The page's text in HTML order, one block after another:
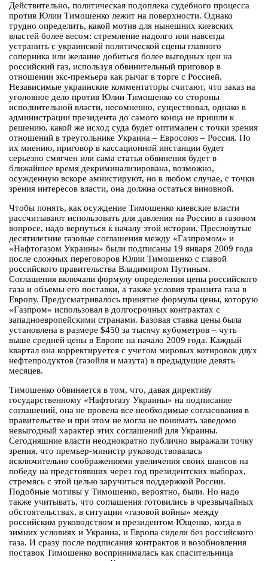
Действительно, политическая подоплека судебного процесса
против Юлии Тимошенко лежит на поверхности. Однако
трудно определить, какой мотив для нынешних киевских
властей более весом: стремление надолго или навсегда
устранить с украинской политической сцены главного
соперника или желание добиться более выгодных цен на
российский газ, используя обвинительный приговор в
отношении экс-премьера как рычаг в торге с Россией.
Независимые украинские комментаторы считают, что заказ на
уголовное дело против Юлии Тимошенко со стороны
исполнительной власти, несомненно, существовал, однако в
администрации президента до самого конца не пришли к
решению, какой же исход суда будет оптимален с точки зрения
отношений в треугольнике Украина – Евросоюз – Россия. По
их мнению, приговор в кассационной инстанции будет
серьезно смягчен или сама статья обвинения будет в
ближайшее время декриминализирована, возможно,
осужденную вскоре амнистируют, но в любом случае, с точки
зрения интересов власти, она должна остаться виновной.
Чтобы понять, как осуждение Тимошенко киевские власти
рассчитывают использовать для давления на Россию в газовом
вопросе, надо вернуться к началу этой истории. Пресловутые
десятилетние газовые соглашения между «Газпромом» и
«Нафтогазом Украины» были подписаны 19 января 2009 года
после сложных переговоров Юлии Тимошенко с главой
российского правительства Владимиром Путиным.
Соглашения включали формулу определения цены российского
газа и объемы его поставки, а также условия транзита газа в
Европу. Предусматривалось принятие формулы цены, которую
«Газпром» использовал в долгосрочных контрактах с
западноевропейскими странами. Базовая ставка цены была
установлена в размере $450 за тысячу кубометров – чуть
выше средней цены в Европе на начало 2009 года. Каждый
квартал она корректируется с учетом мировых котировок двух
нефтепродуктов (газойля и мазута) в предыдущие девять
месяцев.
Тимошенко обвиняется в том, что, давая директиву
государственному «Нафтогазу Украины» на подписание
соглашений, она не провела все необходимые согласования в
правительстве и при этом не могла не понимать заведомо
невыгодный характер этих соглашений для Украины.
Сегодняшние власти неоднократно публично выражали точку
зрения, что премьер-министр руководствовалась
исключительно соображениями увеличения своих шансов на
победу на предстоявших через год президентских выборах,
стремясь с этой целью заручиться поддержкой России.
Подобные мотивы у Тимошенко, вероятно, были. Но надо
также учитывать, что соглашения готовились в чрезвычайных
обстоятельствах, в ситуации «газовой войны» между
российским руководством и президентом Ющенко, когда в
зимних условиях и Украина, и Европа сидели без российского
газа. И сразу после подписания контрактов и возобновления
поставок Тимошенко воспринималась как спасительница